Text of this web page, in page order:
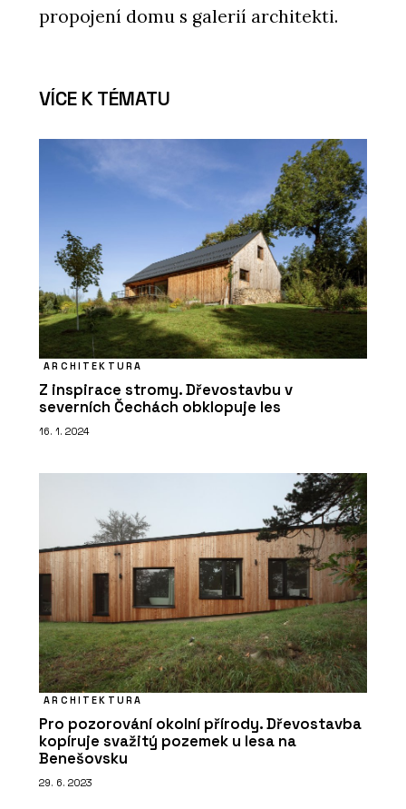
propojení domu s galerií architekti.
VÍCE K TÉMATU
ARCHITEKTURA
Z inspirace stromy. Dřevostavbu v
severních Čechách obklopuje les
16. 1. 2024
ARCHITEKTURA
Pro pozorování okolní přírody. Dřevostavba
kopíruje svažitý pozemek u lesa na
Benešovsku
29. 6. 2023